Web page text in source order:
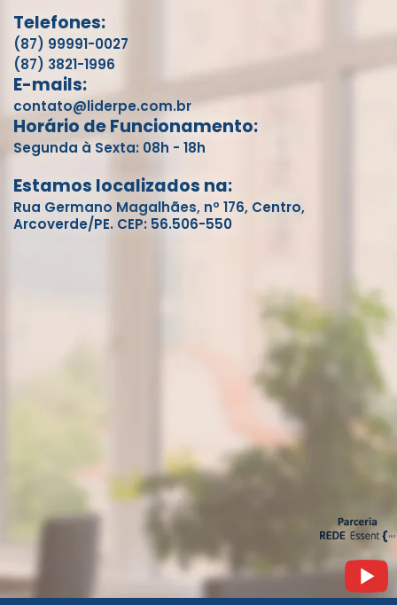
Telefones:
(87) 99991-0027
(87) 3821-1996
E-mails:
contato@liderpe.com.br
Horário de Funcionamento:
Segunda à Sexta: 08h - 18h
Estamos localizados na:
Rua Germano Magalhães, nº 176, Centro,
Arcoverde/PE. CEP: 56.506-550